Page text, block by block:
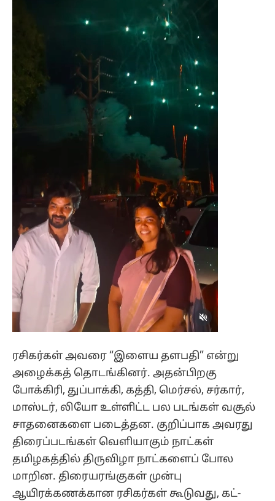
ரசிகர்கள் அவரை “இளைய தளபதி” என்று
அழைக்கத் தொடங்கினர். அதன்பிறகு
போக்கிரி, துப்பாக்கி, கத்தி, மெர்சல், சர்கார்,
மாஸ்டர், லியோ உள்ளிட்ட பல படங்கள் வசூல்
சாதனைகளை படைத்தன. குறிப்பாக அவரது
திரைப்படங்கள் வெளியாகும் நாட்கள்
தமிழகத்தில் திருவிழா நாட்களைப் போல
மாறின. திரையரங்குகள் முன்பு
ஆயிரக்கணக்கான ரசிகர்கள் கூடுவது, கட்-